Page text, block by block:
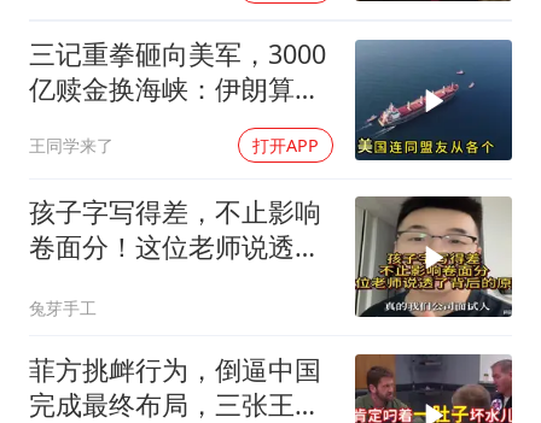
三记重拳砸向美军，3000
亿赎金换海峡：伊朗算准
王同学来了 打开APP
孩子字写得差，不止影响
卷面分！这位老师说透了
兔芽手工
菲方挑衅行为，倒逼中国
完成最终布局，三张王牌